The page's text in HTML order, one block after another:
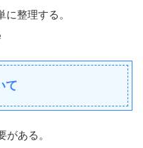
整理する。
て
ある。